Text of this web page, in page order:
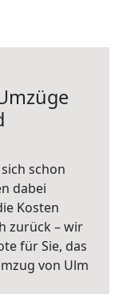
schon
dabei
Kosten
zurück – wir
für Sie, das
von Ulm